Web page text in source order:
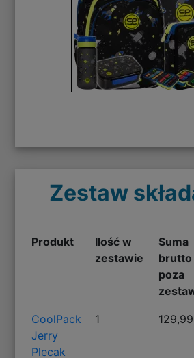
Zestaw
Produkt
Ilość w
zestawie
Suma
brutto
poza
CoolPack
Jerry
Plecak
1 129,99